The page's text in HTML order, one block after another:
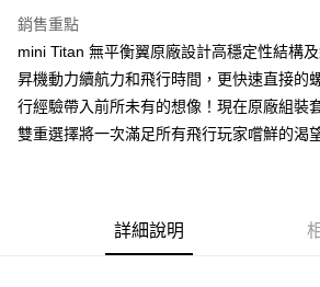
宅配
每筆NT$100，滿NT$2,000(含以上)免運費
銷售重點
mini Titan 無平衡翼原廠設計高穩定性結構
昇機動力續航力和飛行時間，更快速直接的
行經驗帶入前所未有的想像！現在原廠組裝
雙重選擇將一次滿足所有飛行玩家嚐鮮的渴
詳細說明